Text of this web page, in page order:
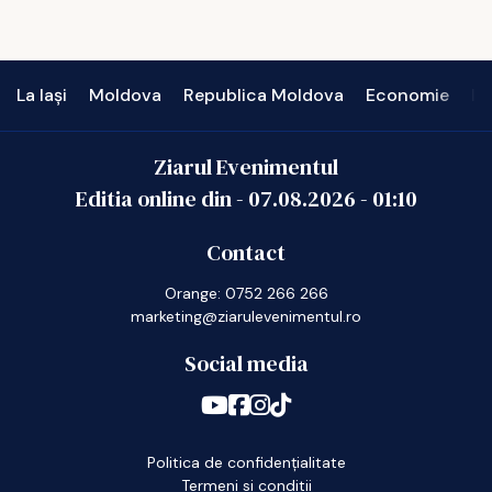
La Iași Moldova Republica Moldova Economie
Ziarul Evenimentul
Editia online din - 07.08.2026- 01:10
Contact
Orange: 0752 266 266
marketing@ziarulevenimentul.ro
Social media
Politica de confidențialitate
Termeni si conditii